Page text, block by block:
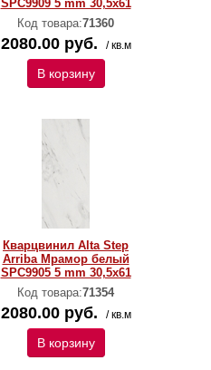
SPC9909 5 mm 30,5х61
Код товара:71360
2080.00 руб. / кв.м
В корзину
Кварцвинил Alta Step
Arriba Мрамор белый
SPC9905 5 mm 30,5х61
Код товара:71354
2080.00 руб. / кв.м
В корзину